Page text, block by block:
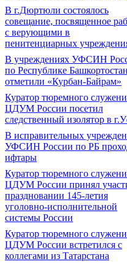
В г.Дюртюли состоялось
совещание, посвященное
с верующими в
пенитенциарных
В учреждениях УФСИН
по Республике Башкортостан
отметили «Курбан-Байрам»
Куратор тюремного
ЦДУМ России посетил
следственный изолятор в
В исправительных
УФСИН России по РБ
ифтары
Куратор тюремного
ЦДУМ России принял
праздновании 145-летия
уголовно-исполнительной
системы России
Куратор тюремного
ЦДУМ России встретился с
коллегами из Татарстана